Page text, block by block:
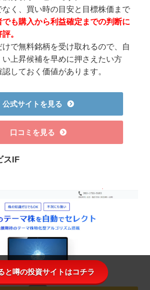
く、買い時の目安と目標株価まで
でも購入から利益確定までの判断に
。
けで無料銘柄を受け取れるので、自
上昇候補を早めに押さえたい方
しておく価値があります。
公式サイトを見る
口コミを見る
スIF
と噂の投資サイトはコチラ